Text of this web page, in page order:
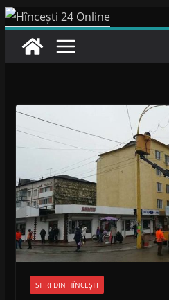
Skip
content
ȘTIRI DIN HÎNCEȘTI